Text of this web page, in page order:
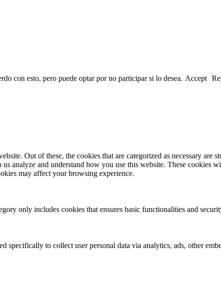
con esto, pero puede optar por no participar si lo desea. Accept
Out of these, the cookies that are categorized as necessary are
analyze and understand how you use this website. These cookies
may affect your browsing experience.
only includes cookies that ensures basic functionalities and
to collect user personal data via analytics, ads, other